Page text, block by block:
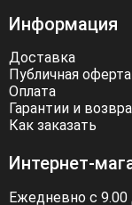
Информация
Доставка
Публичная оферта
Оплата
Гарантии и
Как заказать
Интернет-
Ежедневно с